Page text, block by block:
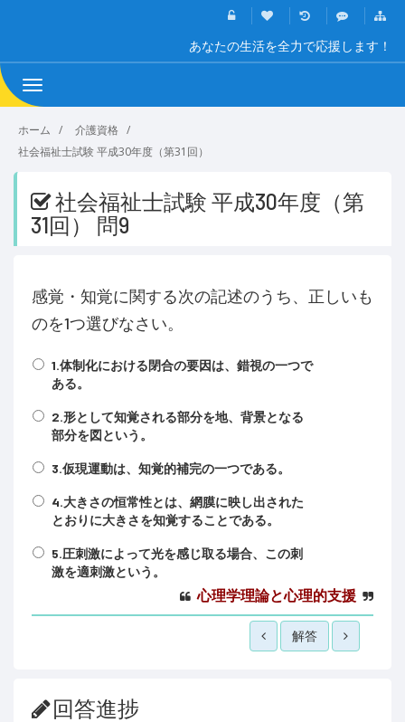
あなたの生活を全力で応援します！
Toggle
navigation
ホーム
介護資格
社会福祉士試験 平成30年度（第31回）
社会福祉士試験 平成30年度（第
31回） 問9
感覚・知覚に関する次の記述のうち、正しいも
のを1つ選びなさい。
1.体制化における閉合の要因は、錯視の一つで
ある。
2.形として知覚される部分を地、背景となる
部分を図という。
3.仮現運動は、知覚的補完の一つである。
4.大きさの恒常性とは、網膜に映し出された
とおりに大きさを知覚することである。
5.圧刺激によって光を感じ取る場合、この刺
激を適刺激という。
心理学理論と心理的支援
解答
回答進捗